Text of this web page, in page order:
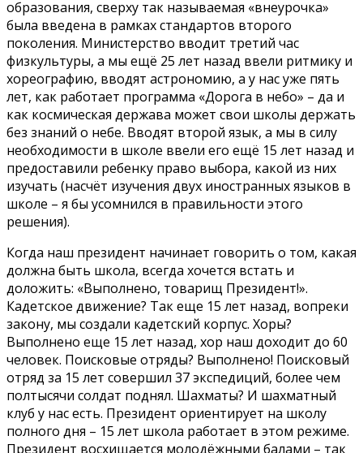
образования, сверху так называемая «внеурочка»
была введена в рамках стандартов второго
поколения. Министерство вводит третий час
физкультуры, а мы ещё 25 лет назад ввели ритмику и
хореографию, вводят астрономию, а у нас уже пять
лет, как работает программа «Дорога в небо» – да и
как космическая держава может свои школы держать
без знаний о небе. Вводят второй язык, а мы в силу
необходимости в школе ввели его ещё 15 лет назад и
предоставили ребенку право выбора, какой из них
изучать (насчёт изучения двух иностранных языков в
школе – я бы усомнился в правильности этого
решения).
Когда наш президент начинает говорить о том, какая
должна быть школа, всегда хочется встать и
доложить: «Выполнено, товарищ Президент!».
Кадетское движение? Так еще 15 лет назад, вопреки
закону, мы создали кадетский корпус. Хоры?
Выполнено еще 15 лет назад, хор наш доходит до 60
человек. Поисковые отряды? Выполнено! Поисковый
отряд за 15 лет совершил 37 экспедиций, более чем
полтысячи солдат поднял. Шахматы? И шахматный
клуб у нас есть. Президент ориентирует на школу
полного дня – 15 лет школа работает в этом режиме.
Президент восхищается молодёжными балами – так